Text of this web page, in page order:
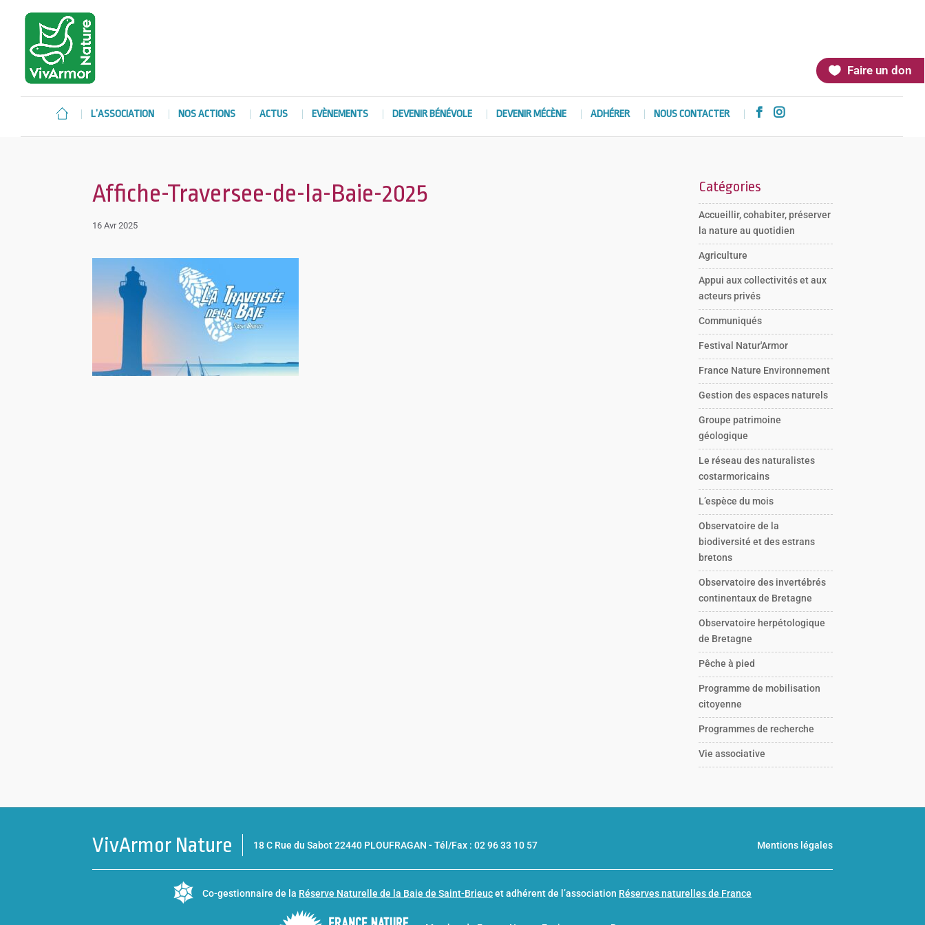
Faire un don
L’ASSOCIATION NOS ACTIONS ACTUS EVÈNEMENTS DEVENIR BÉNÉVOLE DEVENIR MÉCÈNE ADHÉRER NOUS CONTACTER  
Affiche-Traversee-de-la-Baie-2025
16 Avr 2025
Catégories
Accueillir, cohabiter, préserver
la nature au quotidien
Agriculture
Appui aux collectivités et aux
acteurs privés
Communiqués
Festival Natur'Armor
France Nature Environnement
Gestion des espaces naturels
Groupe patrimoine
géologique
Le réseau des naturalistes
costarmoricains
L’espèce du mois
Observatoire de la
biodiversité et des estrans
bretons
Observatoire des invertébrés
continentaux de Bretagne
Observatoire herpétologique
de Bretagne
Pêche à pied
Programme de mobilisation
citoyenne
Programmes de recherche
Vie associative
VivArmor Nature 18 C Rue du Sabot 22440 PLOUFRAGAN -Tél/Fax : 02 96 33 10 57 Mentions légales
Co-gestionnaire de la Réserve Naturelle de la Baie de Saint-Brieucet adhérent de l’association Réserves naturelles de France